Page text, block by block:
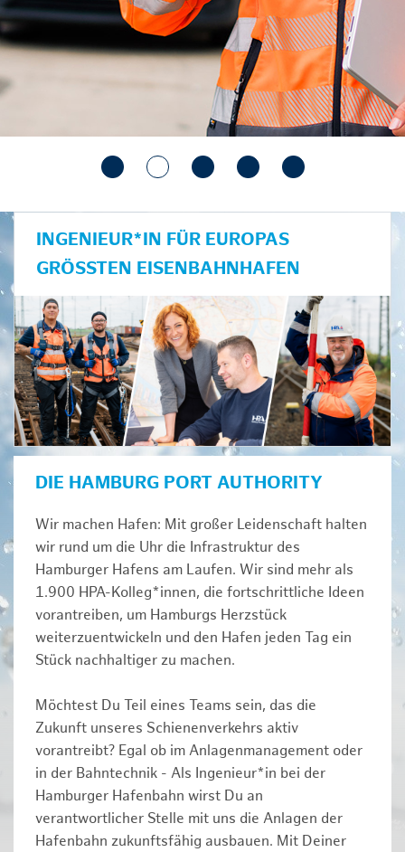
INGENIEUR*IN FÜR EUROPAS
GRÖSSTEN EISENBAHNHAFEN
DIE HAMBURG PORT AUTHORITY
Wir machen Hafen: Mit großer Leidenschaft halten
wir rund um die Uhr die Infrastruktur des
Hamburger Hafens am Laufen. Wir sind mehr als
1.900 HPA-Kolleg*innen, die fortschrittliche Ideen
vorantreiben, um Hamburgs Herzstück
weiterzuentwickeln und den Hafen jeden Tag ein
Stück nachhaltiger zu machen.
Möchtest Du Teil eines Teams sein, das die
Zukunft unseres Schienenverkehrs aktiv
vorantreibt? Egal ob im Anlagenmanagement oder
in der Bahntechnik - Als Ingenieur*in bei der
Hamburger Hafenbahn wirst Du an
verantwortlicher Stelle mit uns die Anlagen der
Hafenbahn zukunftsfähig ausbauen. Mit Deiner